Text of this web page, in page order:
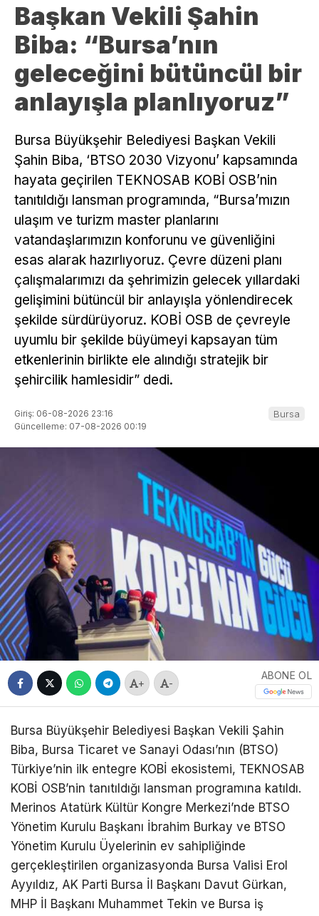
Başkan Vekili Şahin
Biba: “Bursa’nın
geleceğini bütüncül bir
anlayışla planlıyoruz”
Bursa Büyükşehir Belediyesi Başkan Vekili
Şahin Biba, ‘BTSO 2030 Vizyonu’ kapsamında
hayata geçirilen TEKNOSAB KOBİ OSB’nin
tanıtıldığı lansman programında, “Bursa’mızın
ulaşım ve turizm master planlarını
vatandaşlarımızın konforunu ve güvenliğini
esas alarak hazırlıyoruz. Çevre düzeni planı
çalışmalarımızı da şehrimizin gelecek yıllardaki
gelişimini bütüncül bir anlayışla yönlendirecek
şekilde sürdürüyoruz. KOBİ OSB de çevreyle
uyumlu bir şekilde büyümeyi kapsayan tüm
etkenlerinin birlikte ele alındığı stratejik bir
şehircilik hamlesidir” dedi.
Giriş: 06-08-2026 23:16
Güncelleme: 07-08-2026 00:19
Bursa
+ -
ABONE OL
Bursa Büyükşehir Belediyesi Başkan Vekili Şahin
Biba, Bursa Ticaret ve Sanayi Odası’nın (BTSO)
Türkiye’nin ilk entegre KOBİ ekosistemi, TEKNOSAB
KOBİ OSB’nin tanıtıldığı lansman programına katıldı.
Merinos Atatürk Kültür Kongre Merkezi’nde BTSO
Yönetim Kurulu Başkanı İbrahim Burkay ve BTSO
Yönetim Kurulu Üyelerinin ev sahipliğinde
gerçekleştirilen organizasyonda Bursa Valisi Erol
Ayyıldız, AK Parti Bursa İl Başkanı Davut Gürkan,
MHP İl Başkanı Muhammet Tekin ve Bursa iş